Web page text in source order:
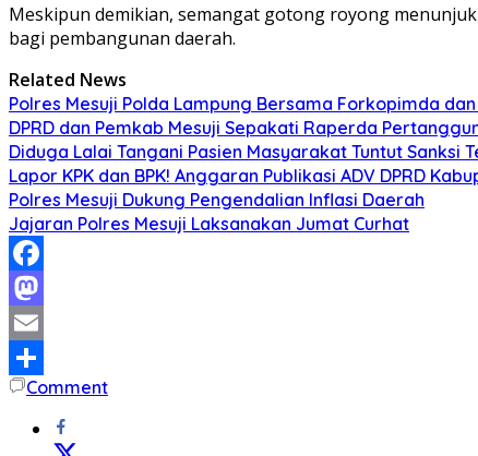
Meskipun demikian, semangat gotong royong
bagi pembangunan daerah.
Related News
Polres Mesuji Polda Lampung Bersama Forkopimda
DPRD dan Pemkab Mesuji Sepakati Raperda
Diduga Lalai Tangani Pasien Masyarakat Tuntut Sanksi
Lapor KPK dan BPK! Anggaran Publikasi ADV DPRD
Polres Mesuji Dukung Pengendalian Inflasi Daerah
Jajaran Polres Mesuji Laksanakan Jumat Curhat
Facebook
Mastodon
Email
Share
Comment